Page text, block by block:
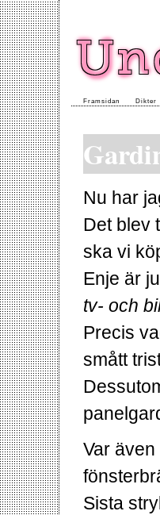
Framsidan Dikter
Nu har
Det blev
ska vi
Enje är
tv- och
Precis
smått
Var
Sista